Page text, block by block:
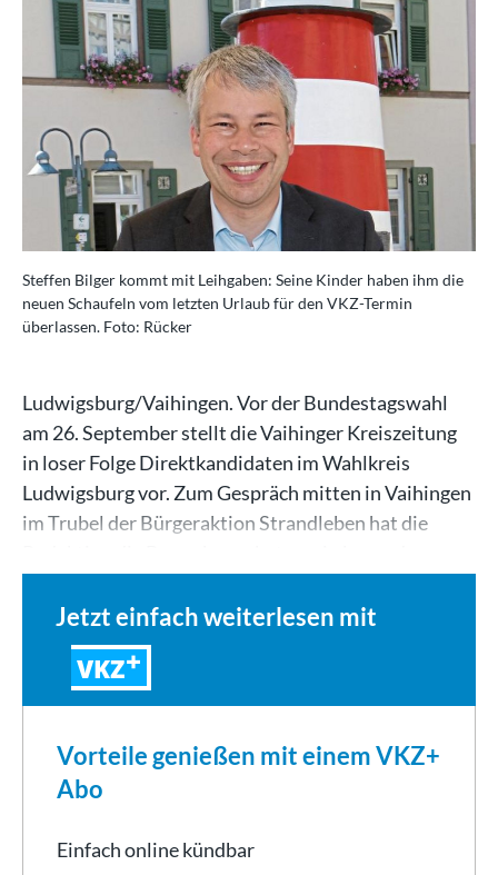
Steffen Bilger kommt mit Leihgaben: Seine Kinder haben ihm die
neuen Schaufeln vom letzten Urlaub für den VKZ-Termin
überlassen. Foto: Rücker
Ludwigsburg/Vaihingen. Vor der Bundestagswahl
am 26. September stellt die Vaihinger Kreiszeitung
in loser Folge Direktkandidaten im Wahlkreis
Ludwigsburg vor. Zum Gespräch mitten in Vaihingen
im Trubel der Bürgeraktion Strandleben hat die
Jetzt einfach weiterlesen mit
VKZ
Vorteile genießen mit einem VKZ+
Abo
Einfach online kündbar